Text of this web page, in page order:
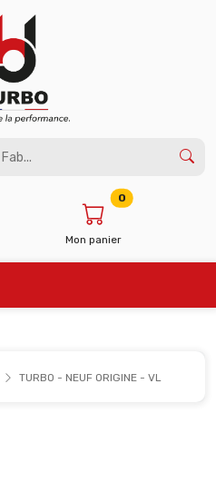
Mon panier
0
TURBO - NEUF ORIGINE - VL